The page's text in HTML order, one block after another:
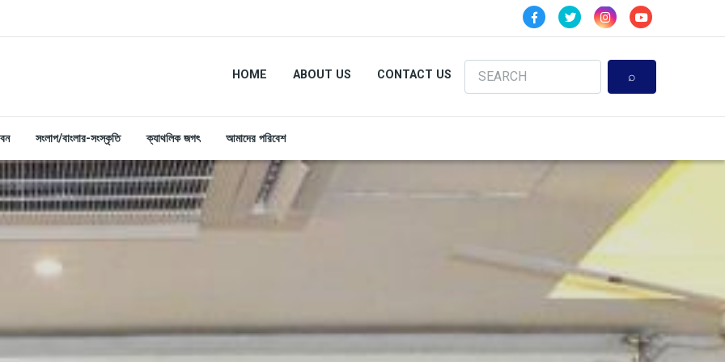
HOME ABOUT US CONTACT US Search
সংলাপ/বাংলার-সংস্কৃতি ক্যাথলিক জগৎ আমাদের পরিবেশ